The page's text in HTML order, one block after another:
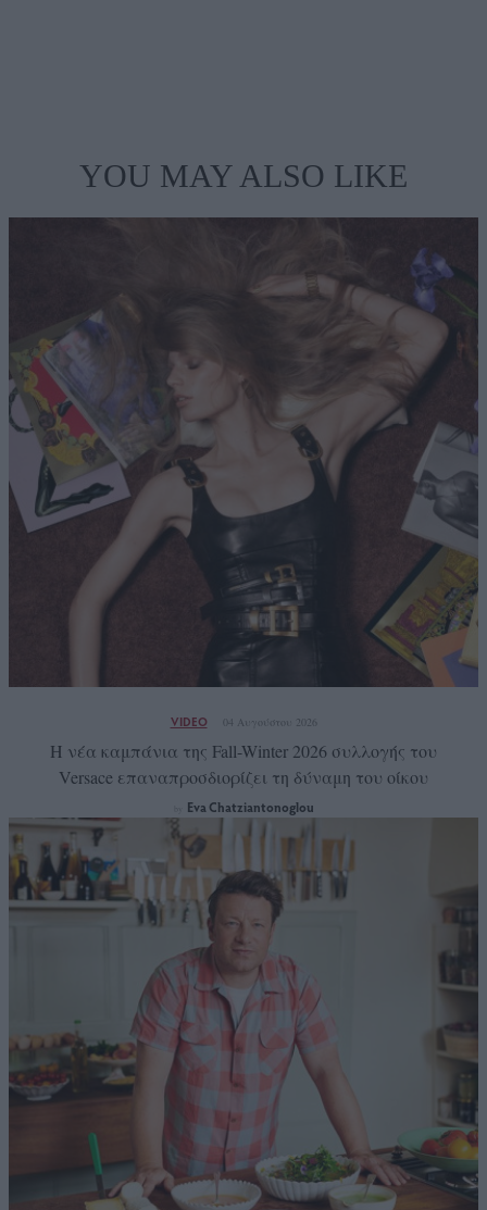
YOU MAY ALSO LIKE
VIDEO 04 Αυγούστου 2026
Η νέα καμπάνια της Fall-Winter 2026 συλλογής του
Versace επαναπροσδιορίζει τη δύναμη του οίκου
Eva Chatziantonoglou